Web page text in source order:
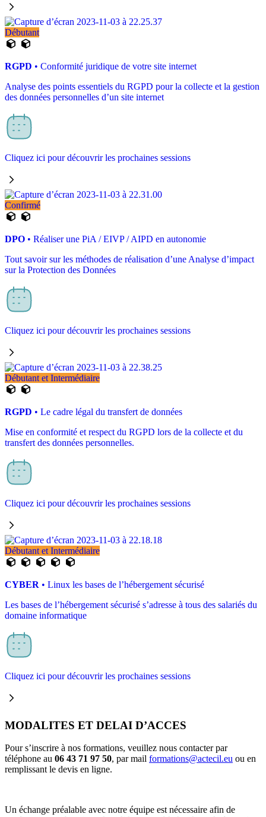
Débutant
RGPD • Conformité juridique de votre site internet
Analyse des points essentiels du RGPD pour la collecte et la gestion
des données personnelles d’un site internet
Cliquez ici pour découvrir les prochaines sessions
Confirmé
DPO • Réaliser une PiA / EIVP / AIPD en autonomie
Tout savoir sur les méthodes de réalisation d’une Analyse d’impact
sur la Protection des Données
Cliquez ici pour découvrir les prochaines sessions
Débutant et Intermédiaire
RGPD • Le cadre légal du transfert de données
Mise en conformité et respect du RGPD lors de la collecte et du
transfert des données personnelles.
Cliquez ici pour découvrir les prochaines sessions
Débutant et Intermédiaire
CYBER • Linux les bases de l’hébergement sécurisé
Les bases de l’hébergement sécurisé s’adresse à tous des salariés du
domaine informatique
Cliquez ici pour découvrir les prochaines sessions
MODALITES ET DELAI D’ACCES
Pour s’inscrire à nos formations, veuillez nous contacter par
téléphone au 06 43 71 97 50, par mail formations@actecil.eu ou en
remplissant le devis en ligne.
Un échange préalable avec notre équipe est nécessaire afin de